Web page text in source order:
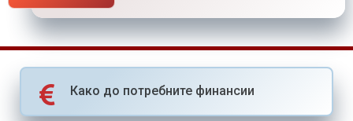
Како до потребните финансии